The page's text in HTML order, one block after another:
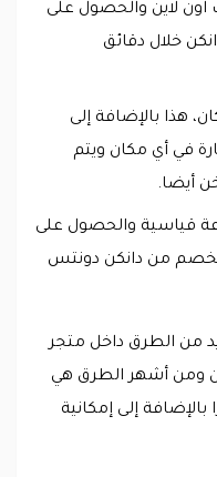
اون لاين والحصول على
خلال دقائق
هذا بالإضافة إلى
في أي مكان ويتم
أيضا.
قياسية والحصول على
من دانكن دونتس
من الطرق داخل متجر
ومن أشهر الطرق هي
بالإضافة إلى إمكانية